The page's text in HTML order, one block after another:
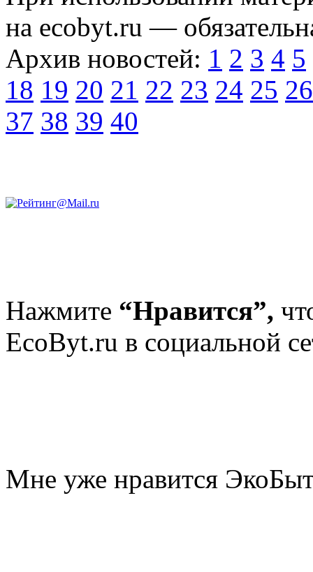
на ecobyt.ru —
Архив новостей: 1 2 3 4 5
18 19 20 21 22 23 24 25 26
37 38 39 40
Нажмите “Нравится”,
EcoByt.ru в социальной
Мне уже нравится